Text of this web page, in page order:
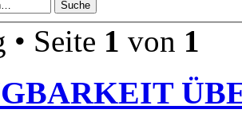
• Seite 1 von 1